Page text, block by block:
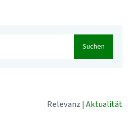
Suchen
Relevanz | Aktualität